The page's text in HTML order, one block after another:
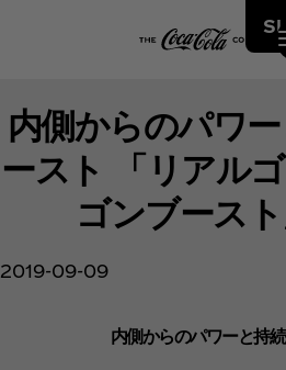
内側からのパワ
ースト 「リアル
ゴンブース
2019-09-09
内側からのパワーと持